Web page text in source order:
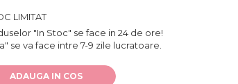
LIMITAT
"In Stoc" se face in 24 de ore!
se va face intre 7-9 zile lucratoare.
ADAUGA IN COS